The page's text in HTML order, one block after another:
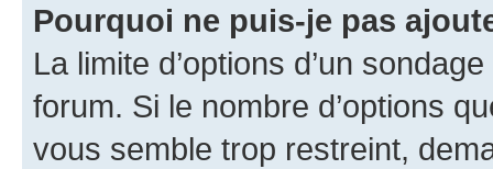
Pourquoi ne puis-je pas
La limite d’options d’un
forum. Si le nombre d’options
vous semble trop restreint,